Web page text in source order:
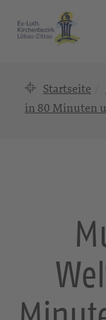
Startseite
in 80 Minuten